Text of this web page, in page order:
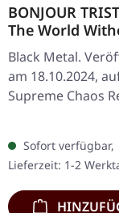
BONJOUR
The World
| JEWELCASE
Black Metal.
am 18.10.2024,
Supreme Chaos
CD im Jewelcase
seitigem
ihrem vierten
World…
Sofort verfügbar,
Lieferzeit: 1-2